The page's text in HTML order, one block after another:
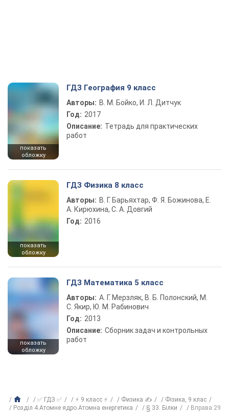
показать
обложку
ГДЗ География 9 класс
Авторы: В. М. Бойко, И. Л. Дитчук
Год: 2017
Описание: Тетрадь для практических
работ
показать
обложку
ГДЗ Физика 8 класс
Авторы: В. Г. Барьяхтар, Ф. Я. Божинова, Е.
А. Кирюхина, С. А. Довгий
Год: 2016
показать
обложку
ГДЗ Математика 5 класс
Авторы: А. Г. Мерзляк, В. Б. Полонский, М.
С. Якир, Ю. М. Рабинович
Год: 2013
Описание: Сборник задач и контрольных
работ
✅ ГДЗ ✅ ⚡ 9 класс ⚡ Физика ✍
Фізика, 9 клас
Розділ 4.Атомне ядро.Атомна енергетика
§ 33. Білки Вправа 29